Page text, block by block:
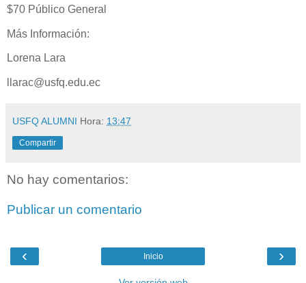
$70 Público General
Más Información:
Lorena Lara
llarac@usfq.edu.ec
USFQ ALUMNI Hora: 13:47
Compartir
No hay comentarios:
Publicar un comentario
‹ ›
Inicio